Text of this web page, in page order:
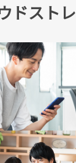
ドスト